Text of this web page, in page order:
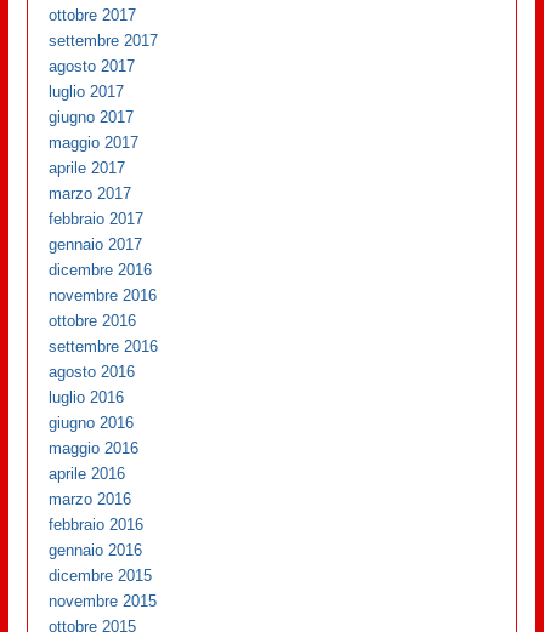
ottobre 2017
settembre 2017
agosto 2017
luglio 2017
giugno 2017
maggio 2017
aprile 2017
marzo 2017
febbraio 2017
gennaio 2017
dicembre 2016
novembre 2016
ottobre 2016
settembre 2016
agosto 2016
luglio 2016
giugno 2016
maggio 2016
aprile 2016
marzo 2016
febbraio 2016
gennaio 2016
dicembre 2015
novembre 2015
ottobre 2015